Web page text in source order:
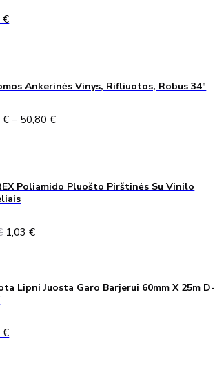
€
Ankerinės Vinys, Rifliuotos, Robus 34°
€ – 50,80€Price
Poliamido Pluošto Pirštinės Su Vinilo
Original
1,03€Current
Lipni Juosta Garo Barjerui 60mm X 25m D-
€